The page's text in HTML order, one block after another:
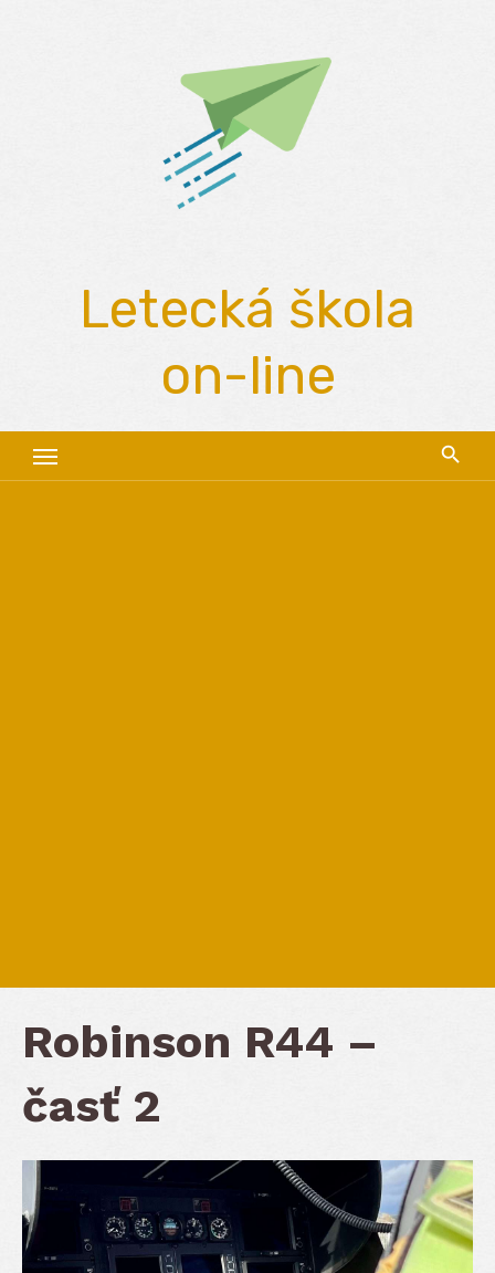
Letecká škola
on-line
Robinson R44 –
časť 2